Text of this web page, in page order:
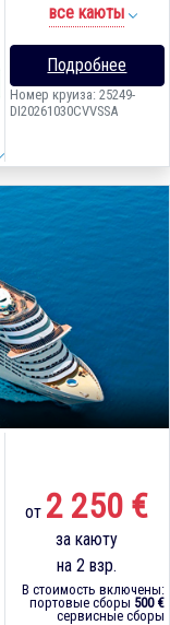
все каюты
Подробнее
Номер круиза: 25249-
DI20261030CVVSSA
от 2 250 €
за каюту
на 2 взр.
В стоимость включены:
портовые сборы 500 €
сервисные сборы